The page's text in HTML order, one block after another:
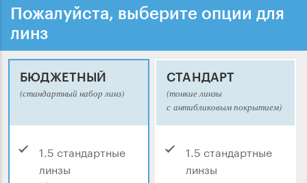
Пожалуйста, выберите опции для
линз
БЮДЖЕТНЫЙ
(стандартный набор линз)
1.5 стандартные
линзы
СТАНДАРТ
(тонкие линзы
с антибликовым покрытием)
1.5 стандартные
линзы